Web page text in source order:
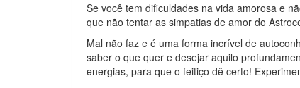
Se você tem dificuldades na vida amorosa e
que não tentar as simpatias de amor do
Mal não faz e é uma forma incrível de
saber o que quer e desejar aquilo
energias, para que o feitiço dê certo!